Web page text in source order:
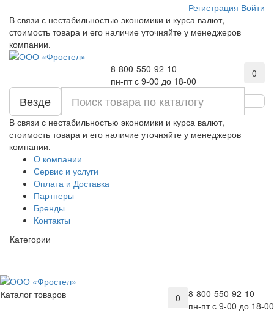
Регистрация Войти
В связи с нестабильностью экономики и курса валют,
стоимость товара и его наличие уточняйте у менеджеров
компании.
8-800-550-92-10
пн-пт с 9-00 до 18-00
0
Везде
В связи с нестабильностью экономики и курса валют,
стоимость товара и его наличие уточняйте у менеджеров
компании.
О компании
Сервис и услуги
Оплата и Доставка
Партнеры
Бренды
Контакты
Категории
8-800-550-92-10
пн-пт с 9-00 до 18-00
0
Каталог товаров